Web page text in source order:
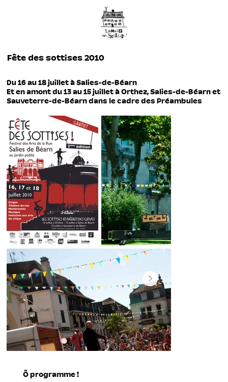
Fête des sottises 2010
Du 16 au 18 juillet à Salies-de-Béarn
Et en amont du 13 au 15 juillet à Orthez, Salies-de-Béarn et
Sauveterre-de-Béarn dans le cadre des Préambules
Ô programme !